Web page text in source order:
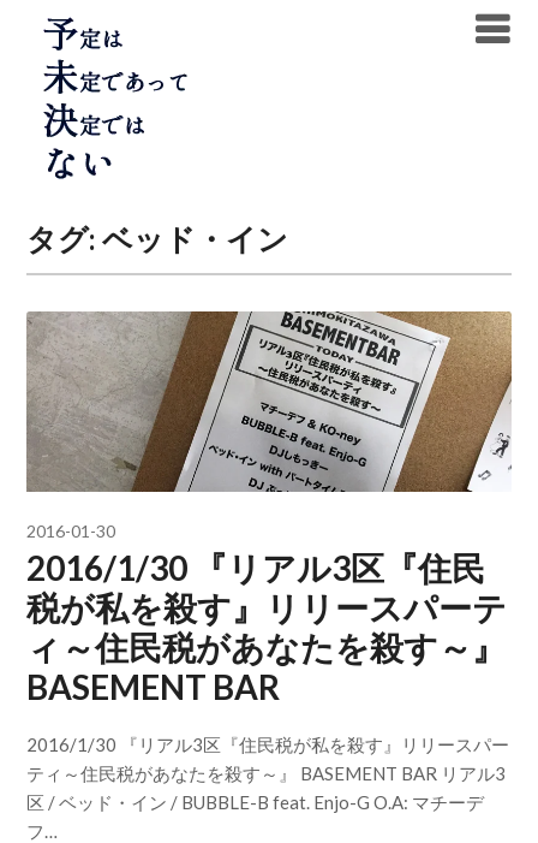
content
タグ:ベッド・イン
2016-01-30
2016/1/30 『リアル3区『住民
税が私を殺す』リリースパーテ
ィ～住民税があなたを殺す～』
BASEMENT BAR
2016/1/30 『リアル3区『住民税が私を殺す』リリースパー
ティ～住民税があなたを殺す～』 BASEMENT BAR リアル3
区 / ベッド・イン / BUBBLE-B feat. Enjo-G O.A: マチーデ
フ…